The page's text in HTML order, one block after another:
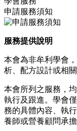
申請服務須知
服務提供說明
本會為非牟利學會
析、配方設計或相關
本會所列之服務，
執行及跟進。學會
務的具體內容、執
養師或營養顧問承